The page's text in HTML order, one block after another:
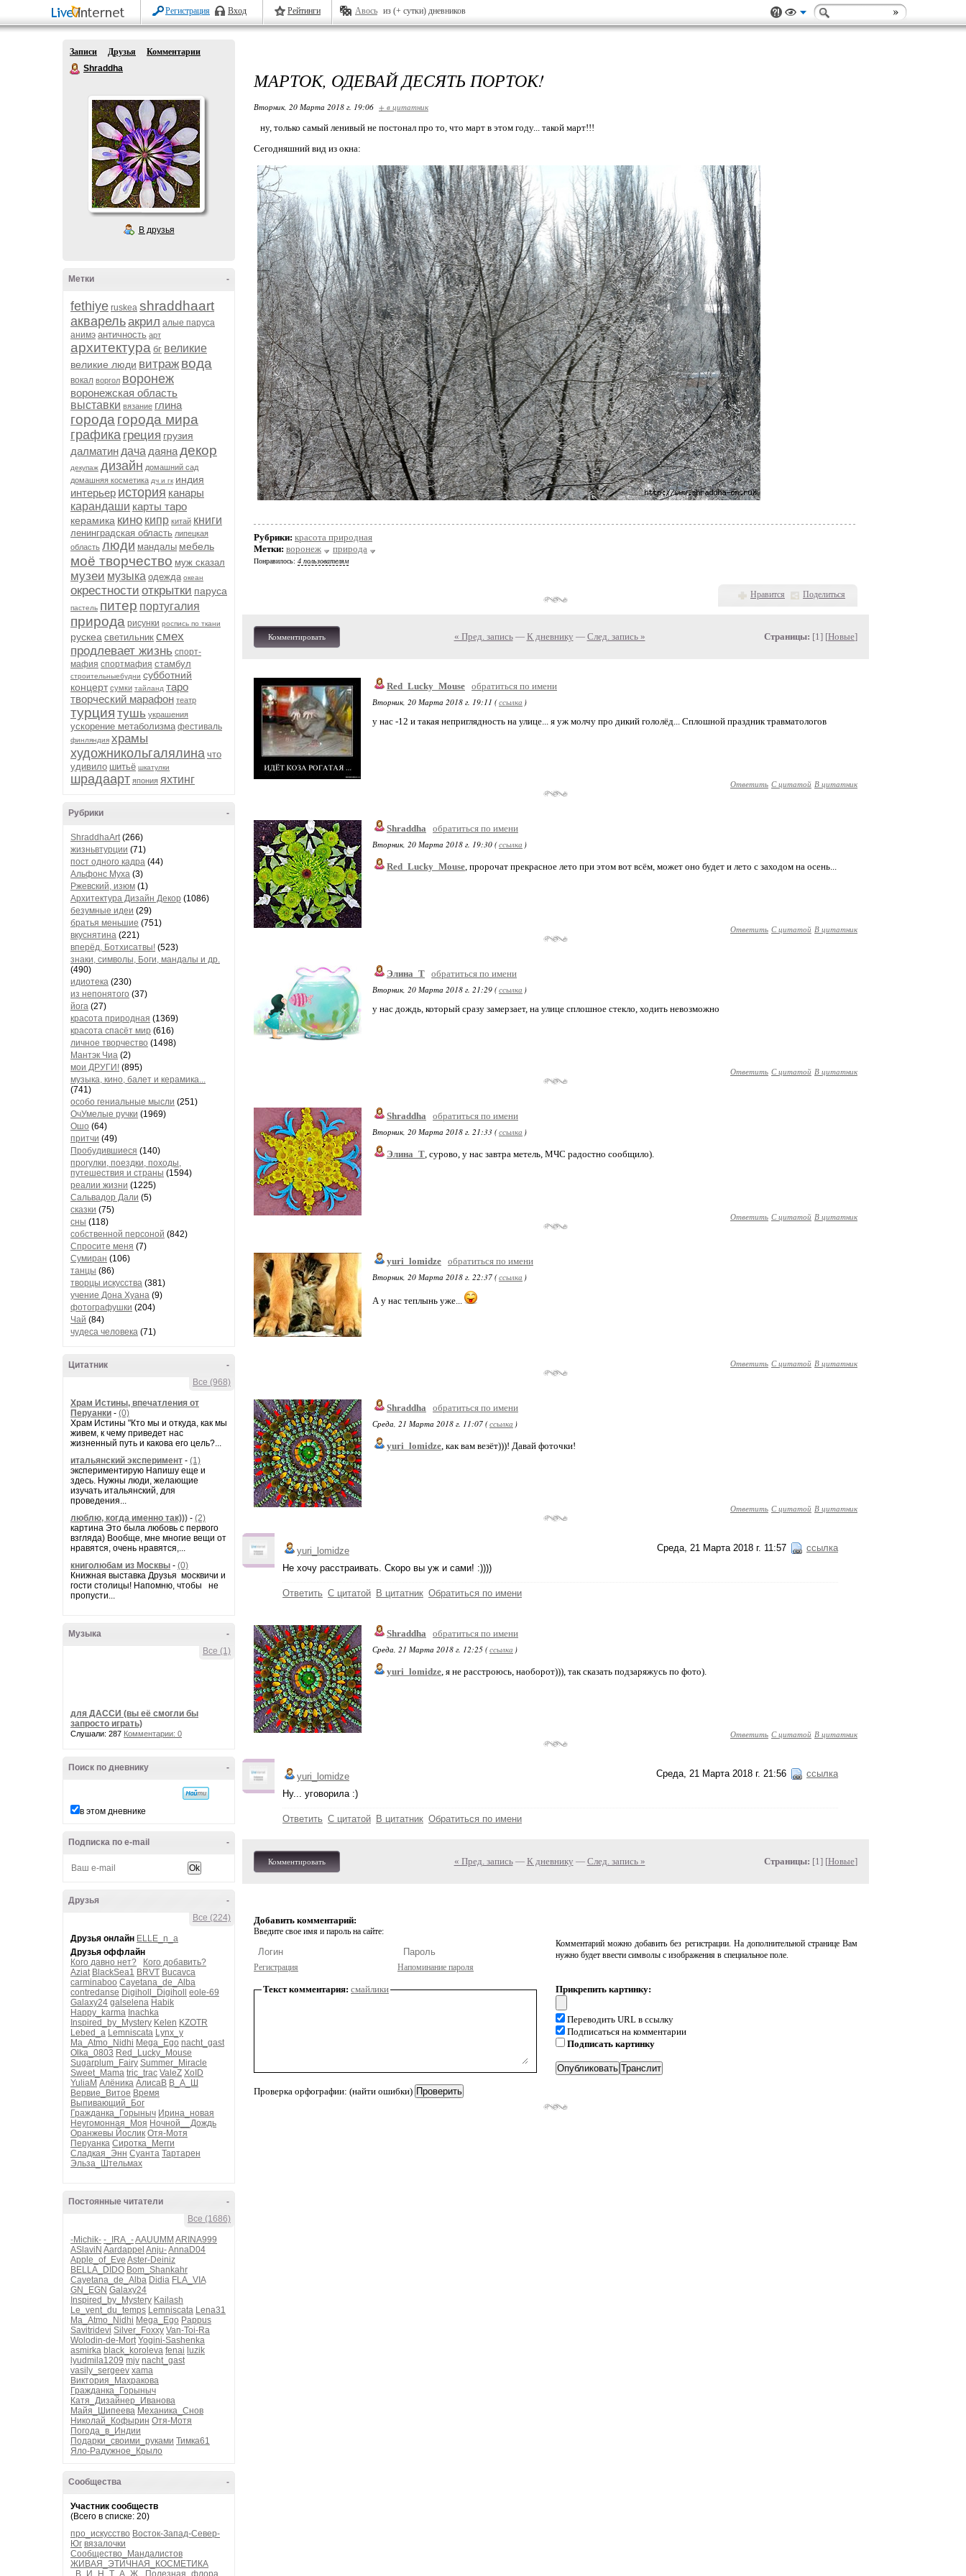
Регистрация Вход Рейтинги Авось из (+ сутки) дневников
Записи Друзья
Комментарии
Shraddha
В друзья
-
Метки
fethiye ruskea shraddhaart
акварельакрил алые паруса
анимэ античность арт
архитектура бг великие
великие люди витраж вода
вокал воргол воронеж
воронежская область
выставки вязание глина
города города мира
графика греция грузия
далматин дача даянадекор
декупаж дизайн домашний сад
домашняя косметика дч и гк индия
интерьер история канары
карандаши карты таро
керамика кино кипр китай книги
ленинградская область липецкая
область люди мандалы мебель
моё творчество муж сказал
музеи музыка одежда океан
окрестности открытки паруса
пастель питер португалия
природа рисунки роспись по ткани
рускеа светильник смех
продлевает жизнь спорт-
мафия спортмафия стамбул
строительныебудни субботний
концерт сумки тайланд таро
творческий марафон театр
турция тушь украшения
ускорение метаболизма фестиваль
финляндия храмы
художникольгалялина что
удивило шитьё шкатулки
шрадаарт япония яхтинг
-
Рубрики
ShraddhaArt(266)
жизньвтурции (71)
пост одного кадра (44)
Альфонс Муха (3)
Ржевский, изюм (1)
Архитектура Дизайн Декор (1086)
безумные идеи (29)
братья меньшие (751)
вкуснятина (221)
вперёд, Ботхисатвы! (523)
знаки, символы, Боги, мандалы и др.
(490)
идиотека (230)
из непонятого (37)
йога (27)
красота природная (1369)
красота спасёт мир (616)
личное творчество (1498)
Мантэк Чиа (2)
мои ДРУГИ! (895)
музыка, кино, балет и керамика...
(741)
особо гениальные мысли (251)
ОчУмелые ручки (1969)
Ошо (64)
притчи (49)
Пробудившиеся (140)
прогулки, поездки, походы,
путешествия и страны (1594)
реалии жизни (1225)
Сальвадор Дали (5)
сказки (75)
сны (118)
собственной персоной (842)
Спросите меня (7)
Сумиран (106)
танцы (86)
творцы искусства (381)
учение Дона Хуана (9)
фотографушки (204)
Чай (84)
чудеса человека (71)
-
Цитатник
Все (968)
Храм Истины, впечатления от
Перуанки - (0)
Храм Истины "Кто мы и откуда, как мы
живем, к чему приведет нас
жизненный путь и какова его цель?...
итальянский эксперимент - (1)
экспериментирую Напишу еще и
здесь. Нужны люди, желающие
изучать итальянский, для
проведения...
люблю, когда именно так))) - (2)
картина Это была любовь с первого
взгляда) Вообще, мне многие вещи от
нравятся, очень нравятся,...
книголюбам из Москвы - (0)
Книжная выставка Друзья москвичи и
гости столицы! Напомню, чтобы не
пропусти...
-
Музыка
Все (1)
для ДАССИ (вы её смогли бы
запросто играть)
Слушали: 287 Комментарии: 0
-
Поиск по дневнику
в этом дневнике
-
Подписка по e-mail
-
Друзья
Все (224)
Друзья онлайн ELLE_n_a
Друзья оффлайн
Кого давно нет?
Кого добавить?
Aziat BlackSea1 BRVT Bucavca
carminaboo Cayetana_de_Alba
contredanse Digiholl_Digiholl
eole-69
Galaxy24 galselena Habik
Happy_karma Inachka
Inspired_by_Mystery Kelen KZOTR
Lebed_a Lemniscata Lynx_y
Ma_Atmo_Nidhi Mega_Ego nacht_gast
Olka_0803 Red_Lucky_Mouse
Sugarplum_Fairy Summer_Miracle
Sweet_Mama tric_trac ValeZ XoID
YuliaM Алёника АлисаВ В_А_Ш
Вервие_Витое Время
Выпивающий_Бог
Гражданка_Горыныч Ирина_новая
Неугомонная_Моя Ночной__Дождь
Оранжевы Йослик Отя-Мотя
Перуанка Сиротка_Мегги
Сладкая_Энн Суанта Тартарен
Эльза_Штельмах
-
Постоянные читатели
Все (1686)
-Michik- -_IRA_-AAUUMM ARINA999
ASlaviN Aardappel Anju-AnnaD04
Apple_of_Eve Aster-Deiniz
BELLA_DIDO Bom_Shankahr
Cayetana_de_Alba Didia FLA_VIA
GN_EGN Galaxy24
Inspired_by_Mystery Kailash
Le_vent_du_temps Lemniscata Lena31
Ma_Atmo_Nidhi Mega_Ego Pappus
Savitridevi Silver_Foxxy Van-Toi-Ra
Wolodin-de-Mort Yogini-Sashenka
asmirka black_koroleva fenai luzik
lyudmila1209 mjv nacht_gast
vasily_sergeev xama
Виктория_Махракова
Гражданка_Горыныч
Катя_Дизайнер_Иванова
Майя_Шипеева Механика_Снов
Николай_Кофырин Отя-Мотя
Погода_в_Индии
Подарки_своими_руками Тимка61
Яло-Радужное_Крыло
-
Сообщества
Участник сообществ
(Всего в списке: 20)
про_искусство Восток-Запад-Север-
Юг вязалочки
Сообщество_Мандалистов
ЖИВАЯ_ЭТИЧНАЯ_КОСМЕТИКА
_В_И_Н_Т_А_Ж_
Полезная_флора
МАРТОК, ОДЕВАЙ ДЕСЯТЬ ПОРТОК!
Вторник, 20 Марта 2018 г. 19:06 + в цитатник
ну, только самый ленивый не постонал про то, что март в этом году... такой март!!!
Сегодняшний вид из окна:
Рубрики: красота природная
Метки: воронеж природа
Понравилось: 4 пользователям
Нравится Поделиться
Комментировать « Пред. запись— К дневнику — След. запись » Страницы: [1] [Новые]
Red_Lucky_Mouse обратиться по имени
Вторник, 20 Марта 2018 г. 19:11 (ссылка )
у нас -12 и такая неприглядность на улице... я уж молчу про дикий гололёд... Сплошной праздник травматологов
Ответить С цитатой В цитатник
Shraddha
обратиться по имени
Вторник, 20 Марта 2018 г. 19:30 (ссылка )
Red_Lucky_Mouse, пророчат прекрасное лето при этом вот всём, может оно будет и лето с заходом на осень...
Ответить С цитатой В цитатник
Элина_Т обратиться по имени
Вторник, 20 Марта 2018 г. 21:29 (ссылка )
у нас дождь, который сразу замерзает, на улице сплошное стекло, ходить невозможно
Ответить С цитатой В цитатник
Shraddha
обратиться по имени
Вторник, 20 Марта 2018 г. 21:33 (ссылка )
Элина_Т, сурово, у нас завтра метель, МЧС радостно сообщило).
Ответить С цитатой В цитатник
yuri_lomidze обратиться по имени
Вторник, 20 Марта 2018 г. 22:37 (ссылка )
А у нас теплынь уже...
Ответить С цитатой В цитатник
Shraddha
обратиться по имени
Среда, 21 Марта 2018 г. 11:07 (ссылка )
yuri_lomidze, как вам везёт)))! Давай фоточки!
Ответить С цитатой В цитатник
Среда, 21 Марта 2018 г. 11:57 ссылка
yuri_lomidze
Не хочу расстраивать. Скоро вы уж и сами! :))))
Ответить С цитатой В цитатник Обратиться по имени
Shraddha
обратиться по имени
Среда, 21 Марта 2018 г. 12:25 (ссылка )
yuri_lomidze, я не расстроюсь, наоборот))), так сказать подзаряжусь по фото).
Ответить С цитатой В цитатник
Среда, 21 Марта 2018 г. 21:56 ссылка
yuri_lomidze
Ну... уговорила :)
Ответить С цитатой В цитатник Обратиться по имени
Комментировать « Пред. запись— К дневнику — След. запись » Страницы: [1] [Новые]
Добавить комментарий:
Введите свое имя и пароль на сайте:
Регистрация Напоминание пароля
Комментарий можно добавить без регистрации. На дополнительной странице Вам
нужно будет ввести символы с изображения в специальное поле.
Текст комментария: смайлики
Проверка орфографии: (найти ошибки)
Прикрепить картинку:
Переводить URL в ссылку
Подписаться на комментарии
Подписать картинку